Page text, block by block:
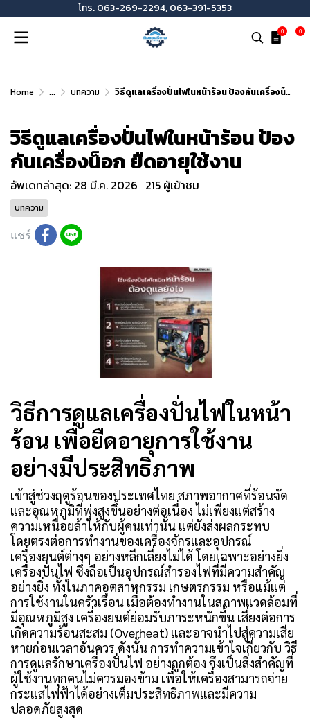
โทร.063-269-2294,063-391-5353
0 0
Home ... บทความ วิธีดูแลเครื่องปั่นไฟในหน้าร้อน ป้องกันเครื่องน็อก ยืดอายุใช้งาน
วิธีดูแลเครื่องปั่นไฟในหน้าร้อน ป้อง
กันเครื่องน็อก ยืดอายุใช้งาน
อัพเดทล่าสุด: 28 มี.ค. 2026 215 ผู้เข้าชม
บทความ
แชร์
วิธีการดูแลเครื่องปั่นไฟในหน้า
ร้อน เพื่อยืดอายุการใช้งาน
อย่างมีประสิทธิภาพ
เข้าสู่ช่วงฤดูร้อนของประเทศไทย สภาพอากาศที่ร้อนจัด
และอุณหภูมิที่พุ่งสูงขึ้นอย่างต่อเนื่อง ไม่เพียงแต่สร้าง
ความเหนื่อยล้าให้กับผู้คนเท่านั้น แต่ยังส่งผลกระทบ
โดยตรงต่อการทำงานของเครื่องจักรและอุปกรณ์
เครื่องยนต์ต่างๆ อย่างหลีกเลี่ยงไม่ได้ โดยเฉพาะอย่างยิ่ง
เครื่องปั่นไฟ ซึ่งถือเป็นอุปกรณ์สำรองไฟที่มีความสำคัญ
อย่างยิ่ง ทั้งในภาคอุตสาหกรรม เกษตรกรรม หรือแม้แต่
การใช้งานในครัวเรือน เมื่อต้องทำงานในสภาพแวดล้อมที่
มีอุณหภูมิสูง เครื่องยนต์ย่อมรับภาระหนักขึ้น เสี่ยงต่อการ
เกิดความร้อนสะสม (Overheat) และอาจนำไปสู่ความเสีย
หายก่อนเวลาอันควร ดังนั้น การทำความเข้าใจเกี่ยวกับ วิธี
การดูแลรักษาเครื่องปั่นไฟ อย่างถูกต้อง จึงเป็นสิ่งสำคัญที่
ผู้ใช้งานทุกคนไม่ควรมองข้าม เพื่อให้เครื่องสามารถจ่าย
กระแสไฟฟ้าได้อย่างเต็มประสิทธิภาพและมีความ
ปลอดภัยสูงสุด